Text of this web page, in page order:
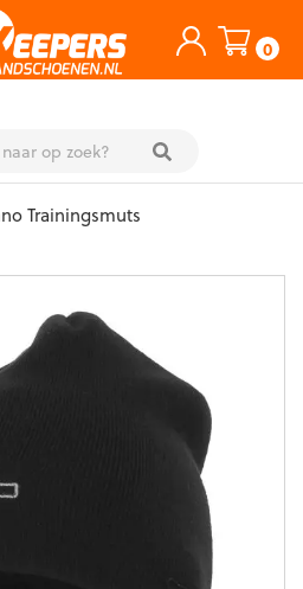
0
Trainingsmuts